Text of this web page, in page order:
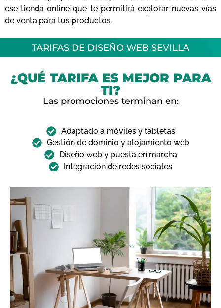
ese tienda online que te permitirá explorar nuevas vías
de venta para tus productos.
TARIFAS DE DISEÑO WEB SEVILLA
¿QUÉ TARIFA ES MEJOR PARA
TI?
Las promociones terminan en:
Adaptado a móviles y tabletas
Gestión de dominio y alojamiento web
Diseño web y puesta en marcha
Integración de redes sociales